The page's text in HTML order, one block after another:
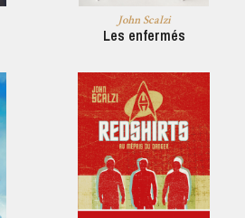
John Scalzi
Les enfermés